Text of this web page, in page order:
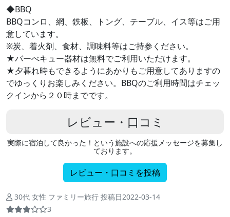
◆BBQ
BBQコンロ、網、鉄板、トング、テーブル、イス等はご用
意しています。
※炭、着火剤、食材、調味料等はご持参ください。
★バーべキュー器材は無料でご利用いただけます。
★夕暮れ時もできるようにあかりもご用意してありますの
でゆっくりお楽しみください。BBQのご利用時間はチェッ
クインから２０時までです。
レビュー・口コミ
実際に宿泊して良かった！という施設への応援メッセージを募集し
ております。
レビュー・口コミを投稿
30代 女性 ファミリー旅行 投稿日2022-03-14
3